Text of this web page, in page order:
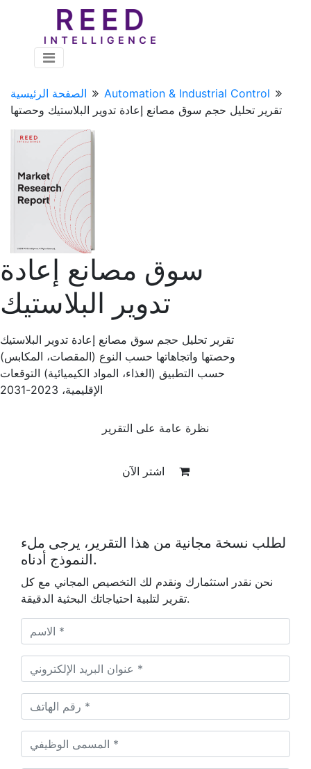
الصفحة الرئيسية
Automation & Industrial Control
تقرير تحليل حجم سوق مصانع إعادة تدوير البلاستيك وحصتها
سوق مصانع إعادة
تدوير البلاستيك
تقرير تحليل حجم سوق مصانع إعادة تدوير البلاستيك
وحصتها واتجاهاتها حسب النوع (المقصات، المكابس)
حسب التطبيق (الغذاء، المواد الكيميائية) التوقعات
الإقليمية، 2023-2031
نظرة عامة على التقرير
لطلب نسخة مجانية من هذا التقرير، يرجى ملء
النموذج أدناه.
نحن نقدر استثمارك ونقدم لك التخصيص المجاني مع كل
تقرير لتلبية احتياجاتك البحثية الدقيقة.